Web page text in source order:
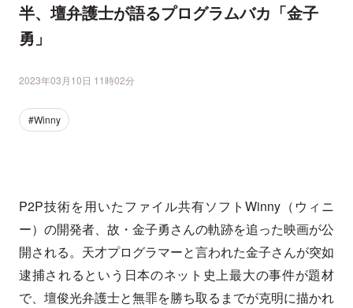
半、壇弁護士が語るプログラムバカ「金子
勇」
2023年03月10日 11時02分
#Winny
P2P技術を用いたファイル共有ソフトWinny（ウィニ
ー）の開発者、故・金子勇さんの軌跡を追った映画が公
開される。天才プログラマーと言われた金子さんが突如
逮捕されるという日本のネット史上最大の事件が題材
で、壇俊光弁護士と無罪を勝ち取るまでが克明に描かれ